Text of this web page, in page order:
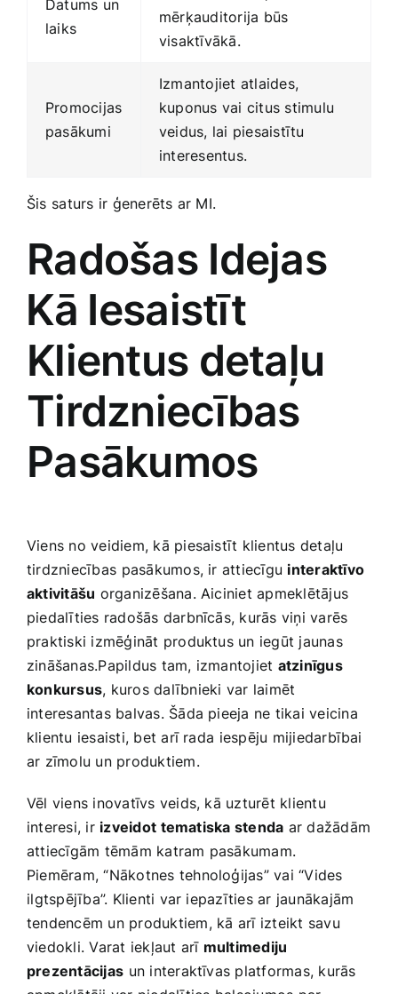
Datums un
laiks
mērķauditorija būs
visaktīvākā.
Promocijas
‌pasākumi
Izmantojiet atlaides,
kuponus vai citus stimulu
veidus, lai piesaistītu
interesentus.
Šis ⁢saturs ir ģenerēts ar MI.
Radošas Idejas
⁣Kā ⁣Iesaistīt
‌Klientus detaļu
Tirdzniecības
Pasākumos
Viens no veidiem, kā piesaistīt klientus detaļu
tirdzniecības⁢ pasākumos, ir attiecīgu interaktīvo
aktivitāšu organizēšana. ‌Aiciniet apmeklētājus
piedalīties radošās darbnīcās, kurās ​viņi varēs
praktiski izmēģināt produktus un iegūt jaunas
zināšanas.Papildus tam, izmantojiet atzinīgus
konkursus, kuros dalībnieki var⁤ laimēt
interesantas‍ balvas. Šāda ‍pieeja ne tikai veicina
klientu ‌iesaisti, bet arī rada ⁣iespēju mijiedarbībai
ar zīmolu un produktiem.
Vēl viens‌ inovatīvs veids, ​kā‌ uzturēt klientu
interesi, ir izveidot ⁣tematiska stenda ar dažādām
attiecīgām tēmām katram pasākumam.
Piemēram, “Nākotnes tehnoloģijas” vai “Vides
⁢ilgtspējība”. Klienti var iepazīties​ ar jaunākajām
tendencēm un produktiem,⁢ kā arī izteikt savu
viedokli. Varat iekļaut arī multimediju
prezentācijas ⁣un​ interaktīvas​ platformas, kurās